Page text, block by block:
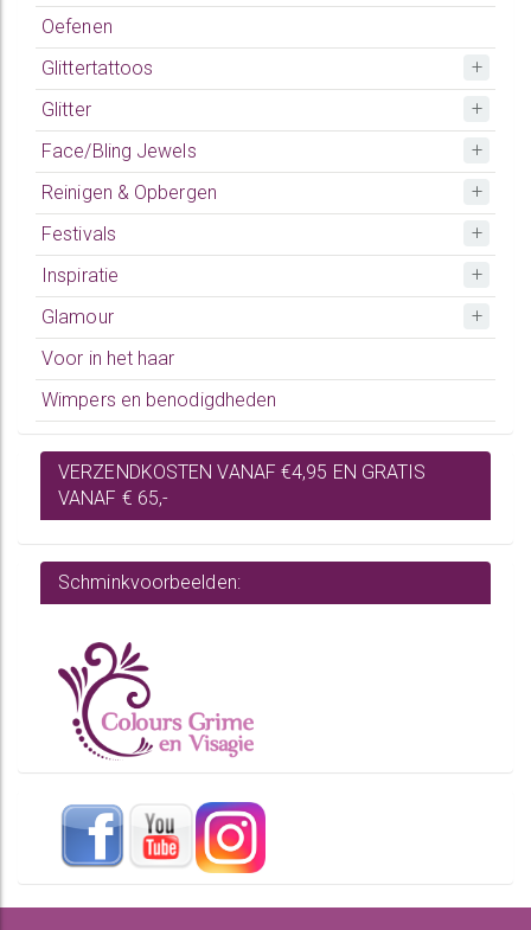
Oefenen
Glittertattoos
Glitter
Face/Bling Jewels
Reinigen & Opbergen
Festivals
Inspiratie
Glamour
Voor in het haar
Wimpers en benodigdheden
VERZENDKOSTEN VANAF €4,95 EN GRATIS
VANAF € 65,-
Schminkvoorbeelden: